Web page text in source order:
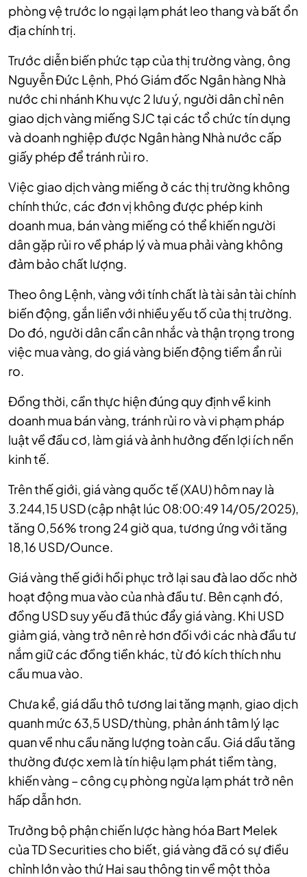
phòng vệ trước lo ngại lạm phát leo thang và bất ổn
địa chính trị.
Trước diễn biến phức tạp của thị trường vàng, ông
Nguyễn Đức Lệnh, Phó Giám đốc Ngân hàng Nhà
nước chi nhánh Khu vực 2 lưu ý, người dân chỉ nên
giao dịch vàng miếng SJC tại các tổ chức tín dụng
và doanh nghiệp được Ngân hàng Nhà nước cấp
giấy phép để tránh rủi ro.
Việc giao dịch vàng miếng ở các thị trường không
chính thức, các đơn vị không được phép kinh
doanh mua, bán vàng miếng có thể khiến người
dân gặp rủi ro về pháp lý và mua phải vàng không
đảm bảo chất lượng.
Theo ông Lệnh, vàng với tính chất là tài sản tài chính
biến động, gắn liền với nhiều yếu tố của thị trường.
Do đó, người dân cần cân nhắc và thận trọng trong
việc mua vàng, do giá vàng biến động tiềm ẩn rủi
ro.
Đồng thời, cần thực hiện đúng quy định về kinh
doanh mua bán vàng, tránh rủi ro và vi phạm pháp
luật về đầu cơ, làm giá và ảnh hưởng đến lợi ích nền
kinh tế.
Trên thế giới, giá vàng quốc tế (XAU) hôm nay là
3.244,15 USD (cập nhật lúc 08:00:49 14/05/2025),
tăng 0,56% trong 24 giờ qua, tương ứng với tăng
18,16 USD/Ounce.
Giá vàng thế giới hồi phục trở lại sau đà lao dốc nhờ
hoạt động mua vào của nhà đầu tư. Bên cạnh đó,
đồng USD suy yếu đã thúc đẩy giá vàng. Khi USD
giảm giá, vàng trở nên rẻ hơn đối với các nhà đầu tư
nắm giữ các đồng tiền khác, từ đó kích thích nhu
cầu mua vào.
Chưa kể, giá dầu thô tương lai tăng mạnh, giao dịch
quanh mức 63,5 USD/thùng, phản ánh tâm lý lạc
quan về nhu cầu năng lượng toàn cầu. Giá dầu tăng
thường được xem là tín hiệu lạm phát tiềm tàng,
khiến vàng – công cụ phòng ngừa lạm phát trở nên
hấp dẫn hơn.
Trưởng bộ phận chiến lược hàng hóa Bart Melek
của TD Securities cho biết, giá vàng đã có sự điều
chỉnh lớn vào thứ Hai sau thông tin về một thỏa